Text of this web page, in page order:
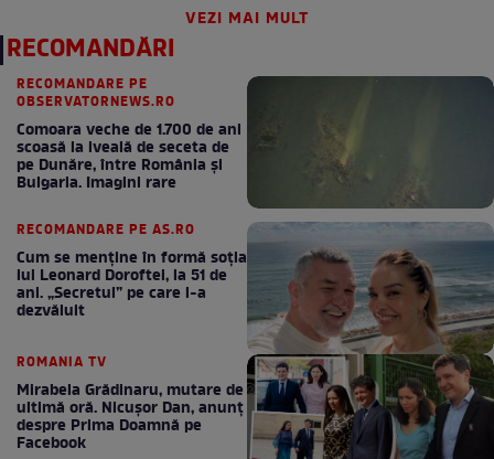
VEZI MAI MULT
RECOMANDĂRI
RECOMANDARE PE
OBSERVATORNEWS.RO
Comoara veche de 1.700 de ani
scoasă la iveală de seceta de
pe Dunăre, între România şi
Bulgaria. Imagini rare
RECOMANDARE PE AS.RO
Cum se menţine în formă soţia
lui Leonard Doroftei, la 51 de
ani. „Secretul” pe care l-a
dezvăluit
ROMANIA TV
Mirabela Grădinaru, mutare de
ultimă oră. Nicuşor Dan, anunţ
despre Prima Doamnă pe
Facebook